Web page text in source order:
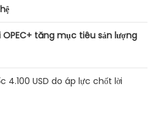
tăng mục tiêu sản lượng
4.100 USD do áp lực chốt lời